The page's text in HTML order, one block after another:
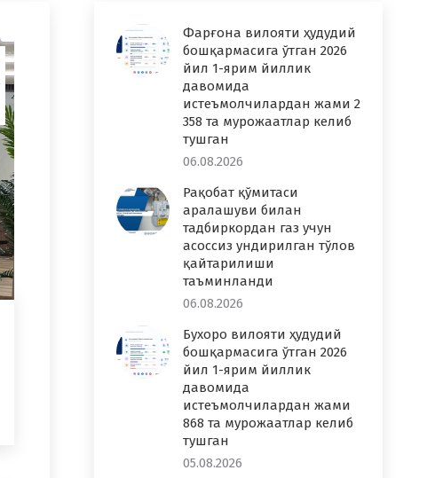
Фарғона вилояти ҳудудий
бошқармасига ўтган 2026
йил 1-ярим йиллик
давомида
истеъмолчилардан жами 2
358 та мурожаатлар келиб
тушган
06.08.2026
Рақобат қўмитаси
аралашуви билан
тадбиркордан газ учун
асоссиз ундирилган тўлов
қайтарилиши
таъминланди
06.08.2026
Бухоро вилояти ҳудудий
бошқармасига ўтган 2026
йил 1-ярим йиллик
давомида
истеъмолчилардан жами
868 та мурожаатлар келиб
тушган
05.08.2026